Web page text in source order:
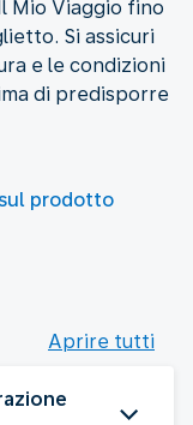
Mio Viaggio fino
Si assicuri
e le condizioni
di predisporre
prodotto
Aprire tutti